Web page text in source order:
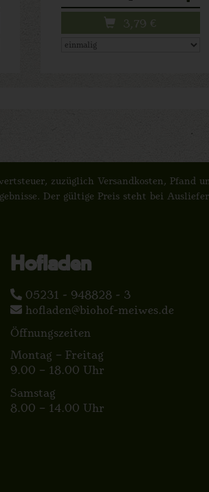
3,79 €
zuzüglich Versandkosten, Pfand
Der gültige Preis steht bei
Hofladen
05231 - 948828 - 3
hofladen@biohof-meiwes.de
Öffnungszeiten
Montag – Freitag
9.00 – 18.00 Uhr
Samstag
8.00 – 14.00 Uhr